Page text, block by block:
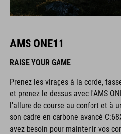
AMS ONE11
RAISE YOUR GAME
Prenez les virages à la corde,
et prenez le dessus avec l'AMS
l'allure de course au confort et à
son cadre en carbone avancé
avez besoin pour maintenir vos